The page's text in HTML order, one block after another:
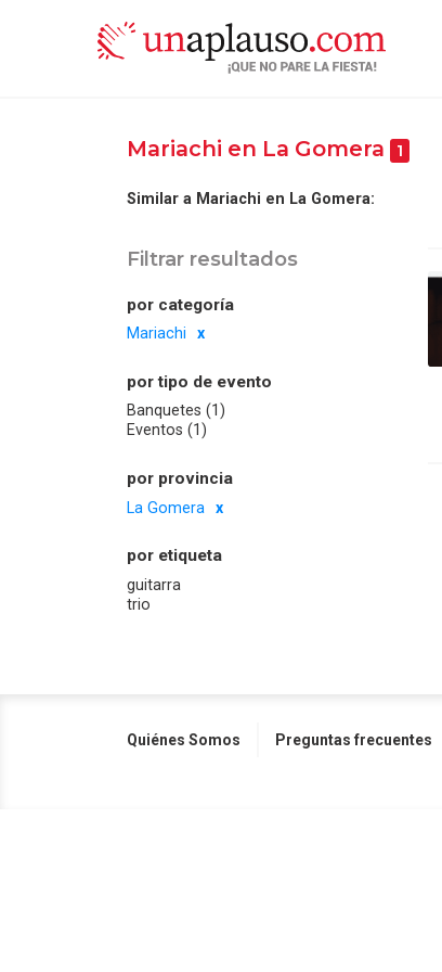
Mariachi en La Gomera 1
Similar a Mariachi en La Gomera:
Filtrar resultados
por categoría
Mariachi
por tipo de evento
Banquetes (1)
Eventos (1)
por provincia
La Gomera
por etiqueta
guitarra
trio
Quiénes Somos Preguntas frecuentes